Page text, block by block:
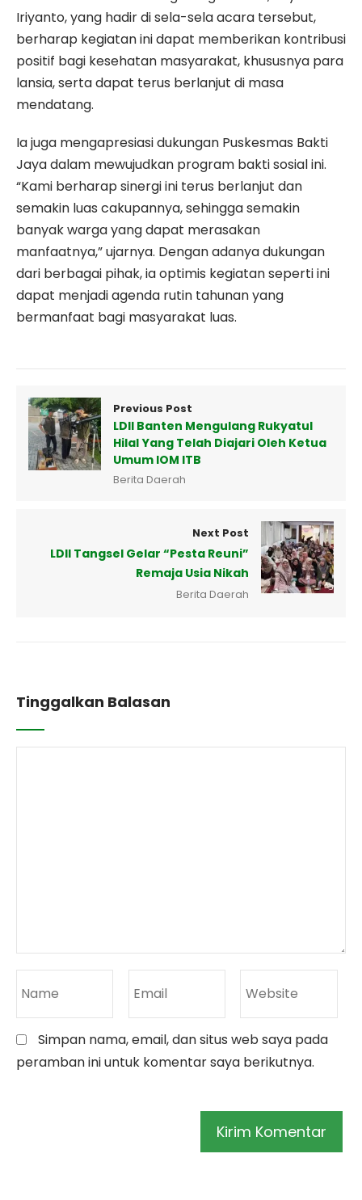
Iriyanto, yang hadir di sela-sela acara tersebut,
berharap kegiatan ini dapat memberikan kontribusi
positif bagi kesehatan masyarakat, khususnya para
lansia, serta dapat terus berlanjut di masa
mendatang.
Ia juga mengapresiasi dukungan Puskesmas Bakti
Jaya dalam mewujudkan program bakti sosial ini.
“Kami berharap sinergi ini terus berlanjut dan
semakin luas cakupannya, sehingga semakin
banyak warga yang dapat merasakan
manfaatnya,” ujarnya. Dengan adanya dukungan
dari berbagai pihak, ia optimis kegiatan seperti ini
dapat menjadi agenda rutin tahunan yang
bermanfaat bagi masyarakat luas.
Previous Post
LDII Banten Mengulang Rukyatul
Hilal Yang Telah Diajari Oleh Ketua
Umum IOM ITB
Berita Daerah
Next Post
LDII Tangsel Gelar “Pesta Reuni”
Remaja Usia Nikah
Berita Daerah
Tinggalkan Balasan
Simpan nama, email, dan situs web saya pada
peramban ini untuk komentar saya berikutnya.